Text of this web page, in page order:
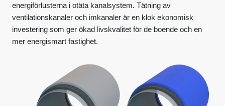
energiförlusterna i otäta kanalsystem. Tätning av
ventilationskanaler och imkanaler är en klok ekonomisk
investering som ger ökad livskvalitet för de boende och en
mer energismart fastighet.